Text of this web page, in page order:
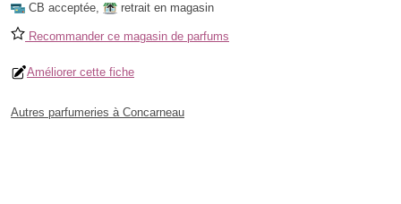
CB acceptée, retrait en magasin
Recommander ce magasin de parfums
Améliorer cette fiche
Autres parfumeries à Concarneau